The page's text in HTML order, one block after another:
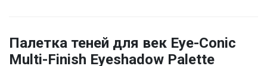
Палетка теней для век Eye-Conic
Multi-Finish Eyeshadow Palette